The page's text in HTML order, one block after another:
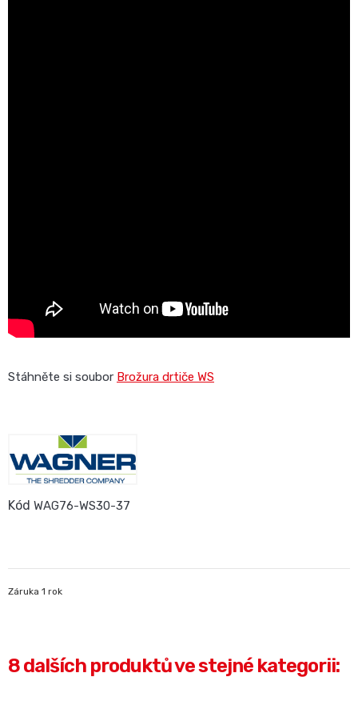
Stáhněte si soubor Brožura drtiče WS
Kód WAG76-WS30-37
Záruka 1 rok
8 dalších produktů ve stejné kategorii: